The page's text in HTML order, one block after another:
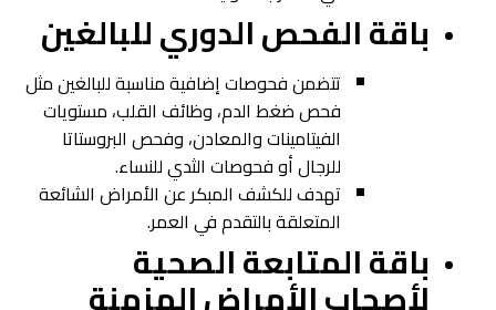
باقة الفحص الدوري للبالغين
تتضمن فحوصات إضافية مناسبة للبالغين مثل
فحص ضغط الدم، وظائف القلب، مستويات
الفيتامينات والمعادن، وفحص البروستاتا
للرجال أو فحوصات الثدي للنساء.
تهدف للكشف المبكر عن الأمراض الشائعة
المتعلقة بالتقدم في العمر.
باقة المتابعة الصحية
لأصحاب الأمراض المزمنة